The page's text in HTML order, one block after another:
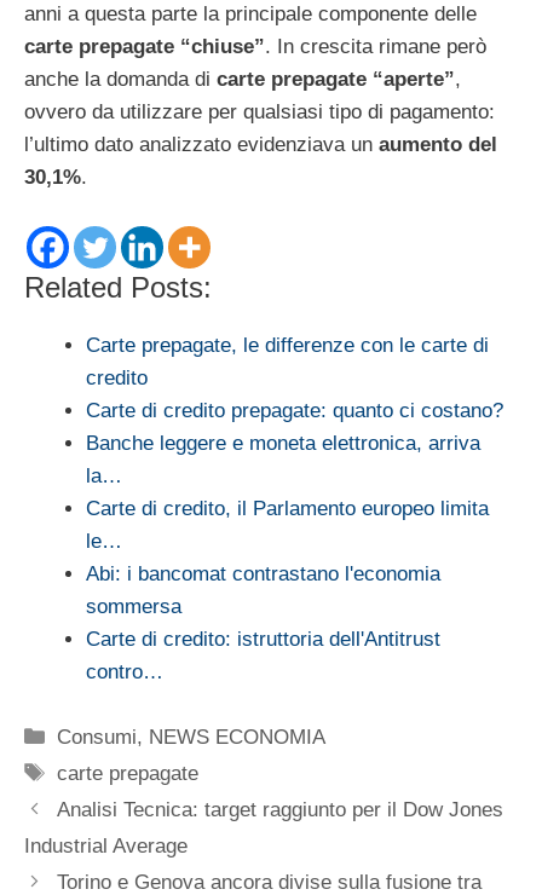
anni a questa parte la principale componente delle
carte prepagate “chiuse”. In crescita rimane però
anche la domanda di carte prepagate “aperte”,
ovvero da utilizzare per qualsiasi tipo di pagamento:
l’ultimo dato analizzato evidenziava un aumento del
30,1%.
Related Posts:
Carte prepagate, le differenze con le carte di
credito
Carte di credito prepagate: quanto ci costano?
Banche leggere e moneta elettronica, arriva
la…
Carte di credito, il Parlamento europeo limita
le…
Abi: i bancomat contrastano l'economia
sommersa
Carte di credito: istruttoria dell'Antitrust
contro…
Categorie
Consumi, NEWS ECONOMIA
Tag
carte prepagate
Analisi Tecnica: target raggiunto per il Dow Jones
Industrial Average
Torino e Genova ancora divise sulla fusione tra